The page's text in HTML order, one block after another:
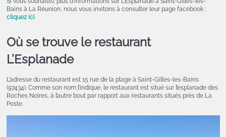
Bains à La Réunion, nous vous invitons à consulter leur page facebook :
cliquez ici
Où se trouve le restaurant
L’Esplanade
L’adresse du restaurant est 15 rue de la plage à Saint-Gilles-les-Bains
(97434). Comme son nom l’indique, le restaurant est situé sur l’esplanade des
Roches Noires, à l’autre bout par rapport aux restaurants situés près de La
Poste.